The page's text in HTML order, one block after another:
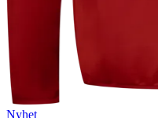
Nyhet